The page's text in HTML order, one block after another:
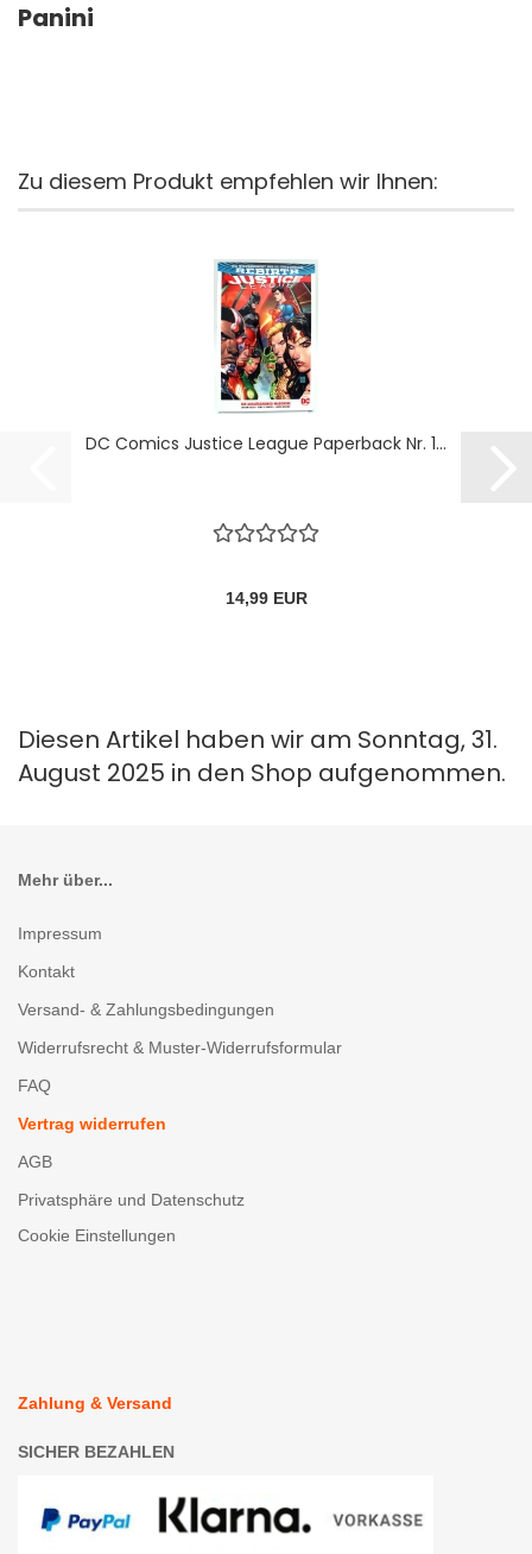
Panini
Zu diesem Produkt empfehlen wir Ihnen:
DC Comics Justice League Paperback Nr. 1...
14,99 EUR
Diesen Artikel haben wir am Sonntag, 31.
August 2025 in den Shop aufgenommen.
Mehr über...
Impressum
Kontakt
Versand- & Zahlungsbedingungen
Widerrufsrecht & Muster-Widerrufsformular
FAQ
Vertrag widerrufen
AGB
Privatsphäre und Datenschutz
Cookie Einstellungen
Zahlung & Versand
SICHER BEZAHLEN